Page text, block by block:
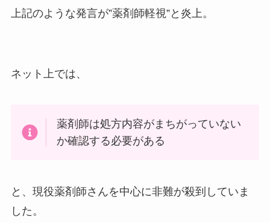
上記のような発言が”薬剤師軽視”と炎上。
ネット上では、
薬剤師は処方内容がまちがっていない
か確認する必要がある
と、現役薬剤師さんを中心に非難が殺到していま
した。